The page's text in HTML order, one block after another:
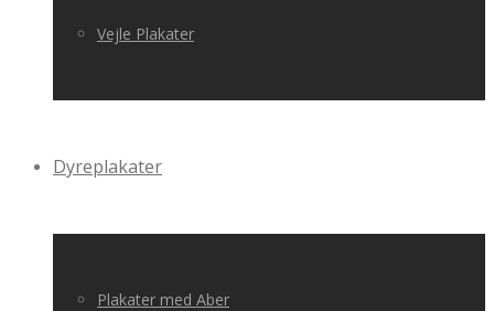
Vejle Plakater
Dyreplakater
Plakater med Aber